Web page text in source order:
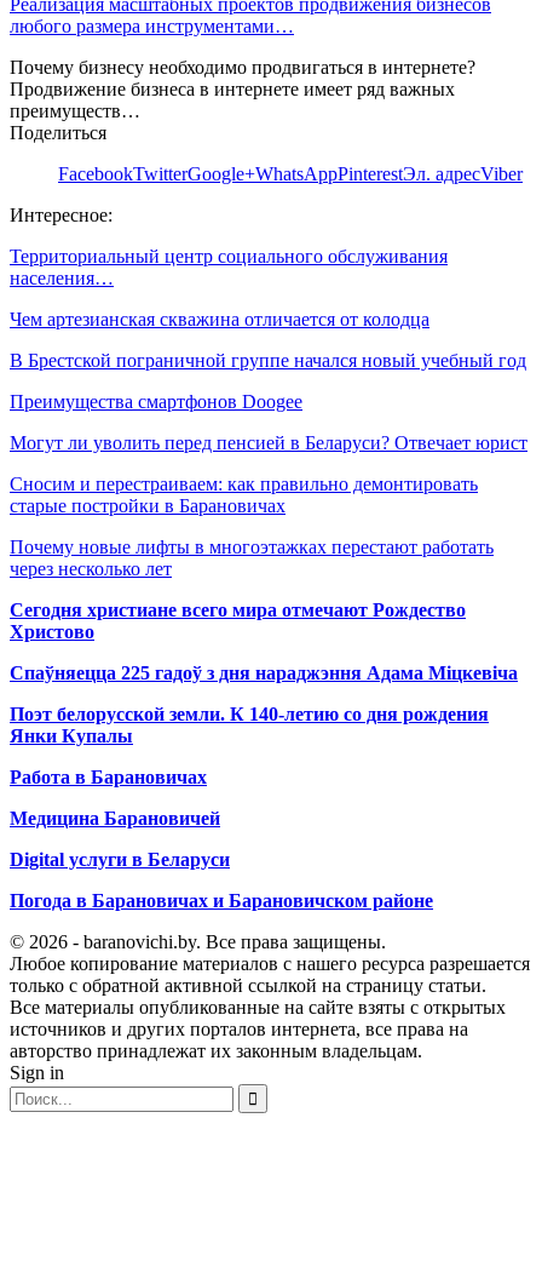
любого размера инструментами…
Почему бизнесу необходимо продвигаться в интернете?
Продвижение бизнеса в интернете имеет ряд важных
преимуществ…
Поделиться
FacebookTwitterGoogle+WhatsAppPinterestЭл. адресViber
Интересное:
Территориальный центр социального обслуживания
населения…
Чем артезианская скважина отличается от колодца
В Брестской пограничной группе начался новый учебный год
Преимущества смартфонов Doogee
Могут ли уволить перед пенсией в Беларуси? Отвечает юрист
Сносим и перестраиваем: как правильно демонтировать
старые постройки в Барановичах
Почему новые лифты в многоэтажках перестают работать
через несколько лет
Сегодня христиане всего мира отмечают Рождество
Христово
Спаўняецца 225 гадоў з дня нараджэння Адама Міцкевіча
Поэт белорусской земли. К 140-летию со дня рождения
Янки Купалы
Работа в Барановичах
Медицина Барановичей
Digital услуги в Беларуси
Погода в Барановичах и Барановичском районе
© 2026 - baranovichi.by. Все права защищены.
Любое копирование материалов с нашего ресурса разрешается
только с обратной активной ссылкой на страницу статьи.
Все материалы опубликованные на сайте взяты с открытых
источников и других порталов интернета, все права на
авторство принадлежат их законным владельцам.
Sign in